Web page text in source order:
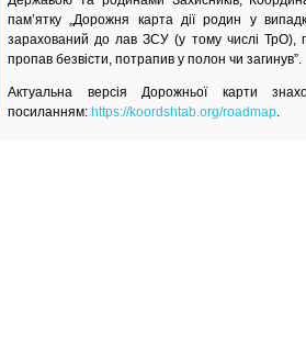
пам’ятку „Дорожня карта дії родин у
зарахований до лав ЗСУ (у тому числі ТрО),
пропав безвісти, потрапив у полон чи загинув”.
Актуальна версія Дорожньої карти
посиланням: https://koordshtab.org/roadmap.